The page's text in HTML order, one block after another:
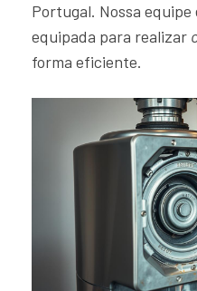
Portugal. Nossa
equipada para realizar
forma eficiente.